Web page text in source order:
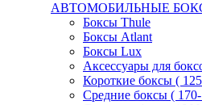
АВТОМОБИЛЬНЫЕ
Боксы Thule
Боксы Atlant
Боксы Lux
Аксессуары для
Короткие боксы (
Средние боксы (